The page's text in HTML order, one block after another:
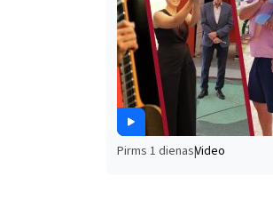
Pirms 1 dienas|Video